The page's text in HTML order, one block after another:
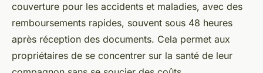
couverture pour les accidents et maladies, avec des
remboursements rapides, souvent sous 48 heures
après réception des documents. Cela permet aux
propriétaires de se concentrer sur la santé de leur